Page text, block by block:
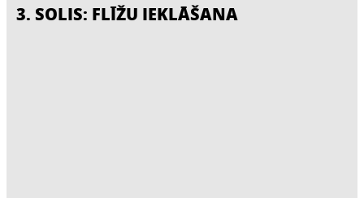
3. SOLIS: FLĪŽU IEKLĀŠANA